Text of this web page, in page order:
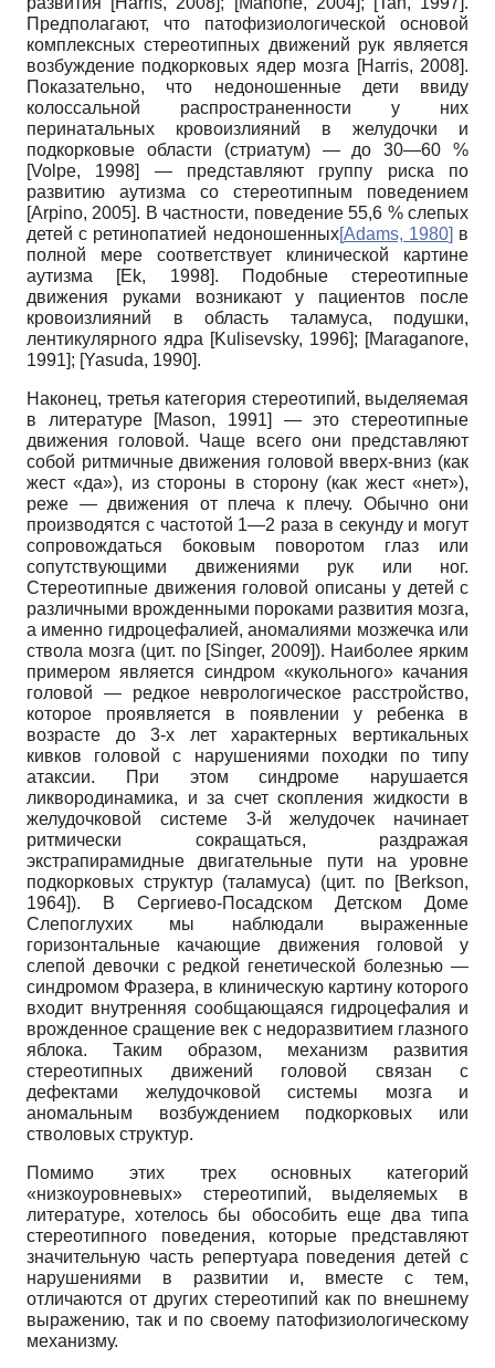
Предполагают, что патофизиологической основой
комплексных стереотипных движений рук является
возбуждение подкорковых ядер мозга [Harris, 2008].
Показательно, что недоношенные дети ввиду
колоссальной распространенности у них
перинатальных кровоизлияний в желудочки и
подкорковые области (стриатум) — до 30—60 %
[Volpe, 1998]
— представляют группу риска по
развитию аутизма со стереотипным поведением
[Arpino, 2005]. В частности, поведение 55,6 % слепых
детей с ретинопатией недоношенных[Adams, 1980] в
полной мере соответствует клинической картине
аутизма
[Ek, 1998]. Подобные стереотипные
движения руками возникают у пациентов после
кровоизлияний в область таламуса, подушки,
лентикулярно­го ядра [Kulisevsky, 1996]; [Maraganore,
1991]; [Yasuda, 1990].
Наконец, третья категория стереоти­пий, выделяемая
в литературе [Mason, 1991]
— это стереотипные
движения головой. Чаще всего они представляют
собой ритмичные движения головой вверх-вниз (как
жест «да»), из стороны в сторону (как жест «нет»),
реже — движения от плеча к плечу. Обычно они
производятся с частотой 1—2 раза в секунду и могут
сопровождаться боковым поворотом глаз или
сопутствующими движениями рук или ног.
Стереотипные движения головой описаны у детей с
различными врожденными пороками развития мозга,
а именно гидроцефалией, аномалиями мозжечка или
ствола мозга (цит. по [Singer, 2009]). Наиболее ярким
примером является синдром «кукольного» качания
головой — редкое неврологическое расстройство,
которое проявляется в появлении у ребенка в
возрасте до 3-х лет характерных вертикальных
кивков головой с нарушениями походки по типу
атаксии. При этом синдроме нарушается
ликвородинамика, и за счет скопления жидкости в
желудочко­вой системе 3-й желудочек начинает
ритмически сокращаться, раздражая
экстрапирамидные двигательные пути на уровне
подкорковых структур (таламуса) (цит. по
[Berkson,
1964]). В Сергиево-Посадском Детском Доме
Слепоглухих мы наблюдали выраженные
горизонтальные качающие движения головой у
слепой девочки с редкой генетической болезнью —
синдромом Фразера, в клиническую картину которого
входит внутренняя сообщающаяся гидроцефалия и
врожденное сращение век с недоразвитием глазного
яблока. Таким образом, механизм развития
стереотипных движений головой связан с
дефектами желудочковой системы мозга и
аномальным возбуждением подкорковых или
стволовых структур.
Помимо этих трех основных категорий
«низкоуровневых» стереотипий, выделяемых в
литературе, хотелось бы обособить еще два типа
стереотипного поведения, которые представляют
значительную часть репертуара поведения детей с
нарушениями в развитии и, вместе с тем,
отличаются от других стереотипий как по внешнему
выражению, так и по своему патофизиологическому
механизму.